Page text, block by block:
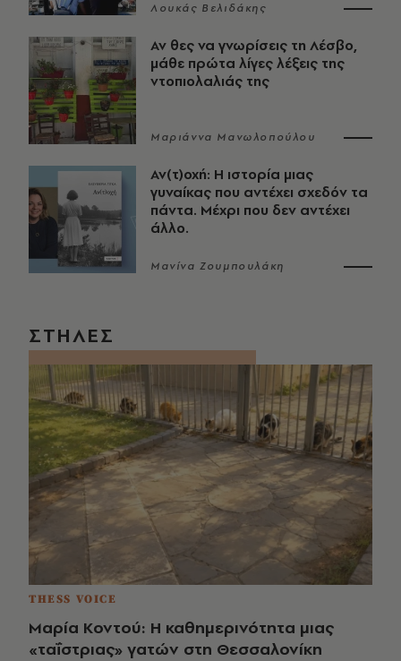
Λουκάς Βελιδάκης
Αν θες να γνωρίσεις τη Λέσβο,
μάθε πρώτα λίγες λέξεις της
ντοπιολαλιάς της
Μαριάννα Μανωλοπούλου
Αν(τ)οχή: Η ιστορία μιας
γυναίκας που αντέχει σχεδόν τα
πάντα. Μέχρι που δεν αντέχει
άλλο.
Μανίνα Ζουμπουλάκη
ΣΤΗΛΕΣ
THESS VOICE
Μαρία Κοντού: Η καθημερινότητα μιας
«ταΐστριας» γατών στη Θεσσαλονίκη